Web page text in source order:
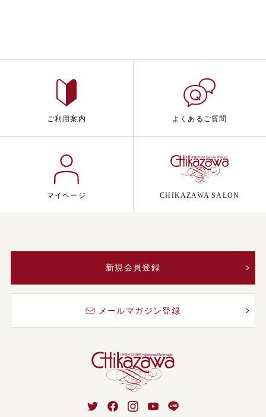
ご利用案内 よくあるご質問
マイページ CHIKAZAWA SALON
新規会員登録
メールマガジン登録